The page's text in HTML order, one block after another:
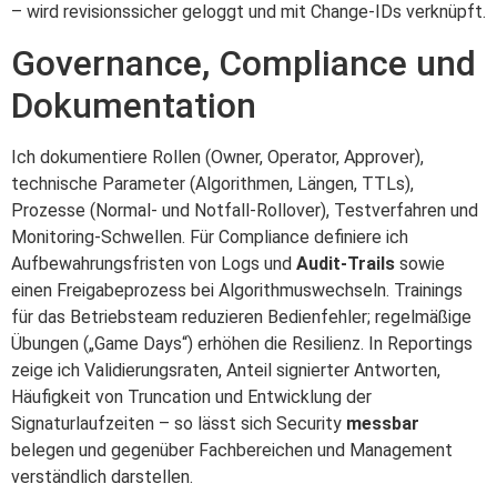
– wird revisionssicher geloggt und mit Change‑IDs verknüpft.
Governance, Compliance und
Dokumentation
Ich dokumentiere Rollen (Owner, Operator, Approver),
technische Parameter (Algorithmen, Längen, TTLs),
Prozesse (Normal‑ und Notfall‑Rollover), Testverfahren und
Monitoring‑Schwellen. Für Compliance definiere ich
Aufbewahrungsfristen von Logs und Audit‑Trails sowie
einen Freigabeprozess bei Algorithmuswechseln. Trainings
für das Betriebsteam reduzieren Bedienfehler; regelmäßige
Übungen („Game Days“) erhöhen die Resilienz. In Reportings
zeige ich Validierungsraten, Anteil signierter Antworten,
Häufigkeit von Truncation und Entwicklung der
Signaturlaufzeiten – so lässt sich Security messbar
belegen und gegenüber Fachbereichen und Management
verständlich darstellen.